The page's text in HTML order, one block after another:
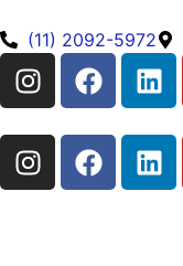
(11) 2092-5972